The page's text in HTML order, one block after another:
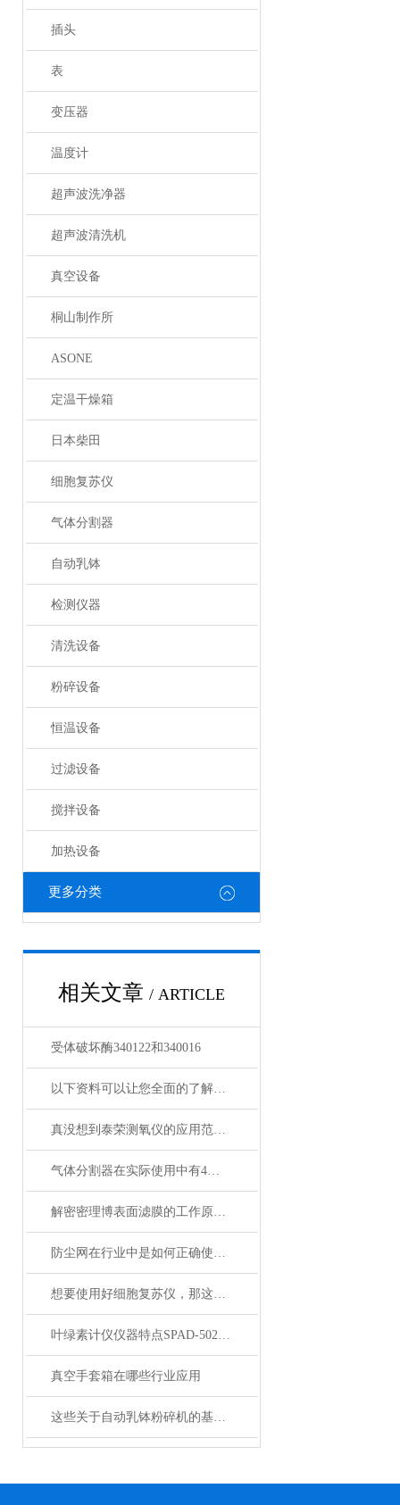
插头
表
变压器
温度计
超声波洗净器
超声波清洗机
真空设备
桐山制作所
ASONE
定温干燥箱
日本柴田
细胞复苏仪
气体分割器
自动乳钵
检测仪器
清洗设备
粉碎设备
恒温设备
过滤设备
搅拌设备
加热设备
更多分类
相关文章 / ARTICLE
受体破坏酶340122和340016
以下资料可以让您全面的了解泰荣测氧仪
真没想到泰荣测氧仪的应用范围如此之广
气体分割器在实际使用中有4大特性
解密密理博表面滤膜的工作原理与性能优势
防尘网在行业中是如何正确使用的？
想要使用好细胞复苏仪，那这些资料你必须掌握
叶绿素计仪仪器特点SPAD-502Plus
真空手套箱在哪些行业应用
这些关于自动乳钵粉碎机的基础资料，以下有详细说明